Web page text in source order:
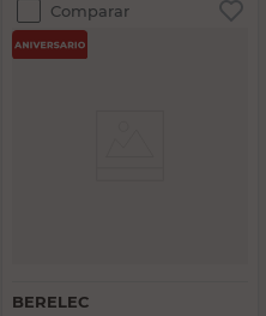
Comparar
BERELEC